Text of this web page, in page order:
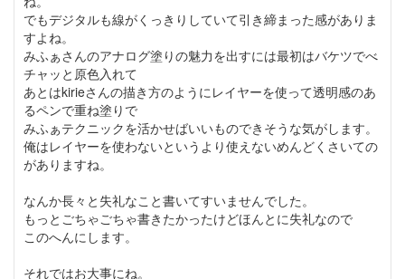
でもデジタルも線がくっきりしていて引き締まった感がありま
すよね。
みふぁさんのアナログ塗りの魅力を出すには最初はバケツでべ
チャッと原色入れて
あとはkirieさんの描き方のようにレイヤーを使って透明感のあ
るペンで重ね塗りで
みふぁテクニックを活かせばいいものできそうな気がします。
俺はレイヤーを使わないというより使えないめんどくさいての
がありますね。
なんか長々と失礼なこと書いてすいませんでした。
もっとごちゃごちゃ書きたかったけどほんとに失礼なので
このへんにします。
それではお大事にね。